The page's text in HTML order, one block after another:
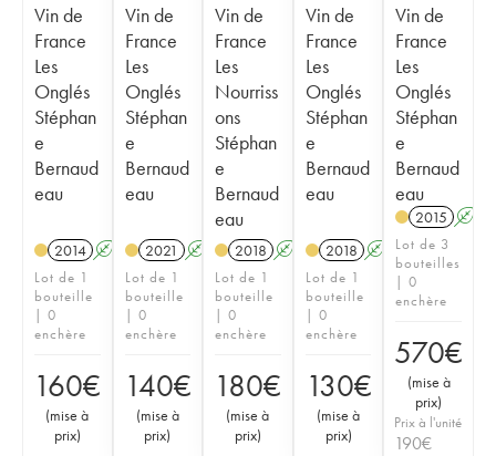
Vin de
France
Les
Onglés
Stéphan
e
Bernaud
eau
2014 A S
Lot de 1
bouteille
| 0
enchère
160€
(mise à
prix)
Vin de
France
Les
Onglés
Stéphan
e
Bernaud
eau
2021 A S
Lot de 1
bouteille
| 0
enchère
140€
(mise à
prix)
Vin de
France
Les
Nourriss
ons
Stéphan
e
Bernaud
eau
2018 A S
Lot de 1
bouteille
| 0
enchère
180€
(mise à
prix)
Vin de
France
Les
Onglés
Stéphan
e
Bernaud
eau
2018 A S
Lot de 1
bouteille
| 0
enchère
130€
(mise à
prix)
Vin de
France
Les
Onglés
Stéphan
e
Bernaud
eau
2015 A
Lot de 3
bouteilles
| 0
enchère
570€
(mise à
prix)
Prix à l'unité
190€